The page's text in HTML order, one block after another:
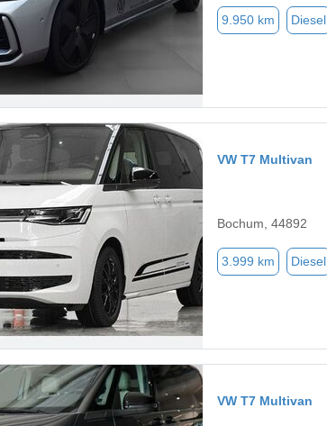
9.950 km Diesel
VW T7 Multivan
Bochum, 44892
3.999 km Diesel
VW T7 Multivan